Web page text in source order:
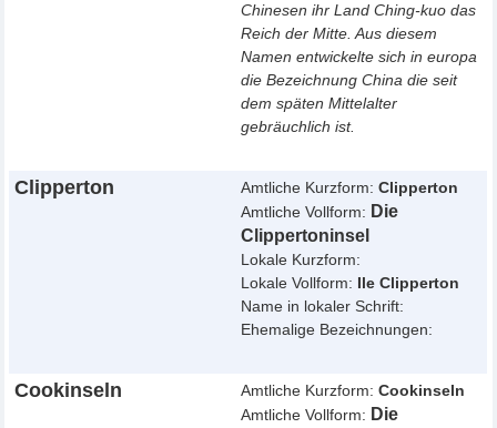
Chinesen ihr Land Ching-kuo das
Reich der Mitte. Aus diesem
Namen entwickelte sich in europa
die Bezeichnung China die seit
dem späten Mittelalter
gebräuchlich ist.
Clipperton Amtliche Kurzform:Clipperton
Amtliche Vollform: Die
Clippertoninsel
Lokale Kurzform:
Lokale Vollform: Ile Clipperton
Name in lokaler Schrift:
Ehemalige Bezeichnungen:
Cookinseln Amtliche Kurzform:Cookinseln
Amtliche Vollform: Die